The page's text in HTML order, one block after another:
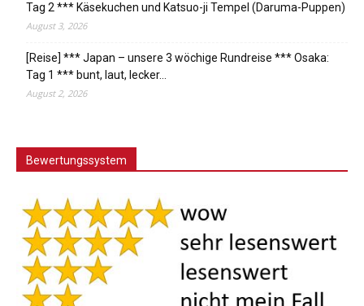
Tag 2 *** Käsekuchen und Katsuo-ji Tempel (Daruma-Puppen)
August 3, 2026
[Reise] *** Japan – unsere 3 wöchige Rundreise *** Osaka:
Tag 1 *** bunt, laut, lecker…
August 2, 2026
Bewertungssystem